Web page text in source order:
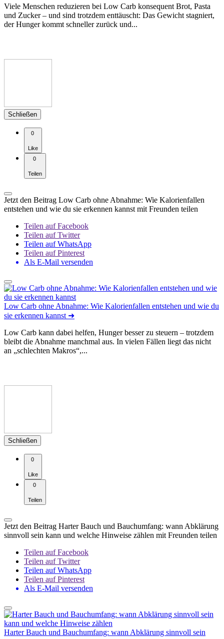
Viele Menschen reduzieren bei Low Carb konsequent Brot, Pasta
und Zucker – und sind trotzdem enttäuscht: Das Gewicht stagniert,
der Hunger kommt schneller zurück und...
Schließen
0
Like
0
Teilen
Jetzt den Beitrag Low Carb ohne Abnahme: Wie Kalorienfallen
entstehen und wie du sie erkennen kannst mit Freunden teilen
Teilen auf Facebook
Teilen auf Twitter
Teilen auf WhatsApp
Teilen auf Pinterest
Als E-Mail versenden
Low Carb ohne Abnahme: Wie Kalorienfallen entstehen und wie du
sie erkennen kannst ➜
Low Carb kann dabei helfen, Hunger besser zu steuern – trotzdem
bleibt die Abnahme manchmal aus. In vielen Fällen liegt das nicht
an „schlechten Makros“,...
Schließen
0
Like
0
Teilen
Jetzt den Beitrag Harter Bauch und Bauchumfang: wann Abklärung
sinnvoll sein kann und welche Hinweise zählen mit Freunden teilen
Teilen auf Facebook
Teilen auf Twitter
Teilen auf WhatsApp
Teilen auf Pinterest
Als E-Mail versenden
Harter Bauch und Bauchumfang: wann Abklärung sinnvoll sein